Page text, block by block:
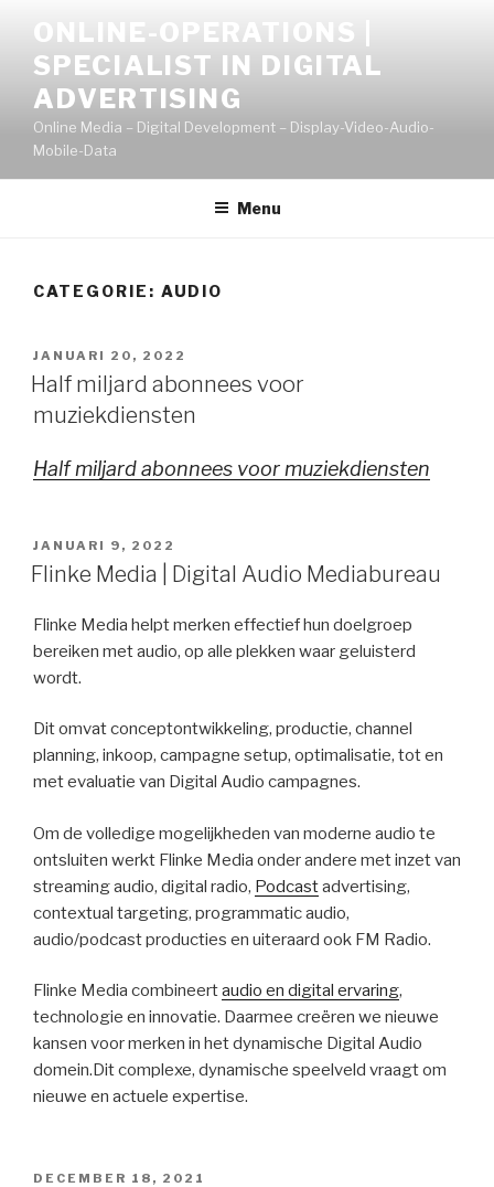
inhoud
springen
ONLINE-OPERATIONS |
SPECIALIST IN DIGITAL
ADVERTISING
Online Media – Digital Development – Display-Video-Audio-
Mobile-Data
Menu
CATEGORIE: AUDIO
GEPLAATST
OP
JANUARI 20, 2022
Half miljard abonnees voor
muziekdiensten
Half miljard abonnees voor muziekdiensten
GEPLAATST
OP
JANUARI 9, 2022
Flinke Media | Digital Audio Mediabureau
Flinke Media helpt merken effectief hun doelgroep
bereiken met audio, op alle plekken waar geluisterd
wordt.
Dit omvat conceptontwikkeling, productie, channel
planning, inkoop, campagne setup, optimalisatie, tot en
met evaluatie van Digital Audio campagnes.
Om de volledige mogelijkheden van moderne audio te
ontsluiten werkt Flinke Media onder andere met inzet van
streaming audio, digital radio, Podcastadvertising,
contextual targeting, programmatic audio,
audio/podcast producties en uiteraard ook FM Radio.
Flinke Media combineertaudio en digital ervaring,
technologie en innovatie. Daarmee creëren we nieuwe
kansen voor merken in het dynamische Digital Audio
domein.Dit complexe, dynamische speelveld vraagt om
nieuwe en actuele expertise.
GEPLAATST
DECEMBER 18, 2021